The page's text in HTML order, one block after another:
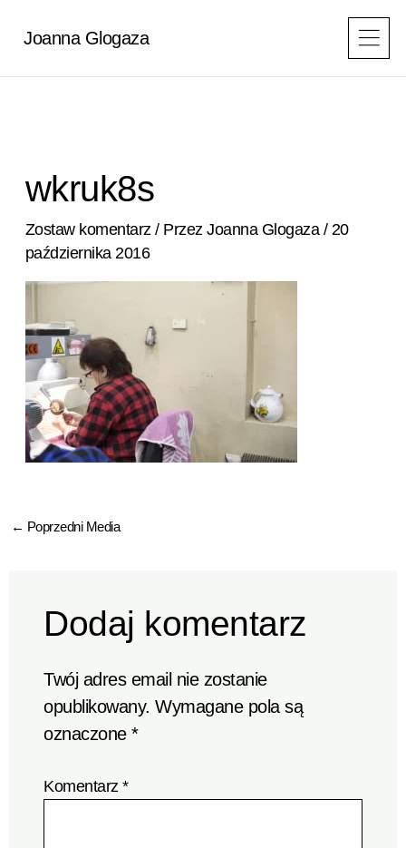
Joanna Glogaza
wkruk8s
Zostaw komentarz / PrzezJoanna Glogaza / 20
października 2016
← Poprzedni Media
Dodaj komentarz
Twój adres email nie zostanie
opublikowany. Wymagane pola są
oznaczone*
Komentarz*